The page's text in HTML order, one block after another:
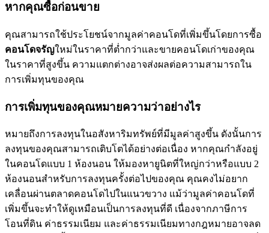
หากคุณซื้อก่อนขาย
คุณสามารถใช้ประโยชน์จากมูลค่าคอนโดที่เพิ่มขึ้นโดยการซื้อ
คอนโดจรัญใหม่ในราคาที่ต่ำกว่าและขายคอนโดเก่าของคุณ
ในราคาที่สูงขึ้น ความแตกต่างอาจส่งผลต่อความสามารถใน
การเพิ่มทุนของคุณ
การเพิ่มทุนของคุณหมายความว่าอย่างไร
หมายถึงการลงทุนในอสังหาริมทรัพย์ที่มีมูลค่าสูงขึ้น ดังนั้นการ
ลงทุนของคุณสามารถเติบโตได้อย่างต่อเนื่อง หากคุณกำลังอยู่
ในคอนโดแบบ 1 ห้องนอน ให้มองหายูนิตที่ใหญ่กว่าหรือแบบ 2
ห้องนอนสำหรับการลงทุนครั้งต่อไปของคุณ คุณคงไม่อยาก
เคลื่อนผ่านตลาดคอนโดไปในแนวขวาง แม้ว่ามูลค่าคอนโดที่
เพิ่มขึ้นจะทำให้ดูเหมือนเป็นการลงทุนที่ดี เนื่องจากภาษีการ
โอนที่ดิน ค่าธรรมเนียม และค่าธรรมเนียมทางกฎหมายอาจลด